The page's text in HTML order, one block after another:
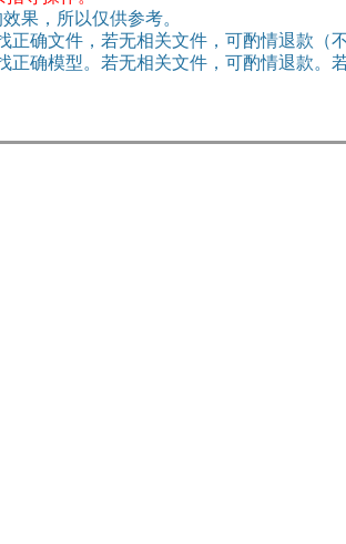
果，所以仅供参考。
确文件，若无相关文件，可酌情退款（不
确模型。若无相关文件，可酌情退款。